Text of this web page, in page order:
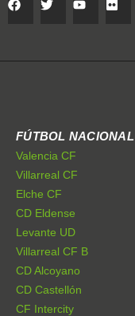
FÚTBOL NACIONAL
Valencia CF
Villarreal CF
Elche CF
CD Eldense
Levante UD
Villarreal CF B
CD Alcoyano
CD Castellón
CF Intercity